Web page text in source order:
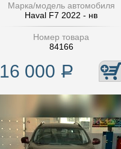
Марка/модель автомобиля
Haval F7 2022 - нв
Номер товара
84166
16 000 Р